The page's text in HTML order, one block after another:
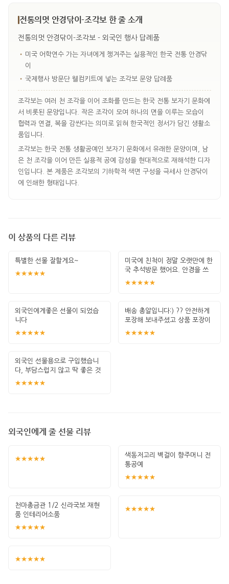
전통의멋 안경닦이-조각보 한 줄 소개
전통의멋 안경닦이-조각보 - 외국인 행사 답례품
• 미국 어학연수 가는 자녀에게 챙겨주는 실용적인 한국 전통 안경닦
이
• 국제행사 방문단 웰컴키트에 넣는 조각보 문양 답례품
조각보는 여러 천 조각을 이어 조화를 만드는 한국 전통 보자기 문화에
서 비롯된 문양입니다. 작은 조각이 모여 하나의 면을 이루는 모습이
협력과 연결, 복을 감싼다는 의미로 읽혀 한국적인 정서가 담긴 생활소
품입니다.
조각보는 한국 전통 생활공예인 보자기 문화에서 유래한 문양이며, 남
은 천 조각을 이어 만든 실용적 공예 감성을 현대적으로 재해석한 디자
인입니다. 본 제품은 조각보의 기하학적 색면 구성을 극세사 안경닦이
에 인쇄한 형태입니다.
이 상품의 다른 리뷰
특별한 선물 잘할게요~
★★★★★
미국에 친척이 정말 오랫만에 한
국 추석방문 했어요. 안경을 쓰
는 분이라
★★★★★
외국인에게좋은 선물이 되었습
니다
★★★★★
배송 총알입니다:) ?? 안전하게
포장해 보내주셨고 상품 포장이
예뻐요
★★★★★
외국인 선물용으로 구입했습니
다, 부담스럽지 않고 딱 좋은 것
같아요!
★★★★★
외국인에게 줄 선물 리뷰
★★★★★
색동저고리 벽걸이 향주머니 전
통공예
★★★★★
천마총금관 1/2 신라국보 재현
품 인테리어소품
★★★★★
★★★★★
★★★★★